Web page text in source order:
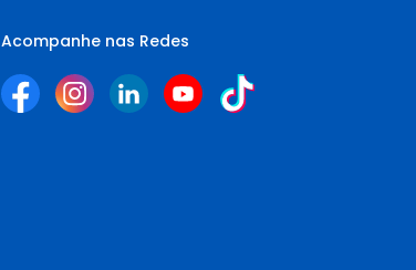
Acompanhe nas Redes